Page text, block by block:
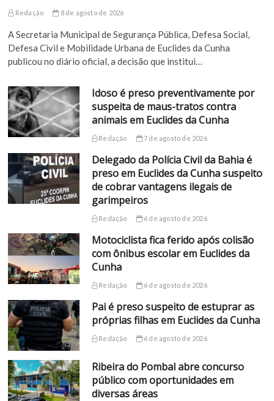
Redação 8 de agosto de 2026
A Secretaria Municipal de Segurança Pública, Defesa Social,
Defesa Civil e Mobilidade Urbana de Euclides da Cunha
publicou no diário oficial, a decisão que institui…
Idoso é preso preventivamente por
suspeita de maus-tratos contra
animais em Euclides da Cunha
Redação 7 de agosto de 2026
Delegado da Polícia Civil da Bahia é
preso em Euclides da Cunha suspeito
de cobrar vantagens ilegais de
garimpeiros
Redação 6 de agosto de 2026
Motociclista fica ferido após colisão
com ônibus escolar em Euclides da
Cunha
Redação 6 de agosto de 2026
Pai é preso suspeito de estuprar as
próprias filhas em Euclides da Cunha
Redação 6 de agosto de 2026
Ribeira do Pombal abre concurso
público com oportunidades em
diversas áreas